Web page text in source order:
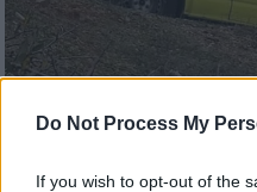
Do Not Process My
If you wish to opt-out of the
Προσθέστε